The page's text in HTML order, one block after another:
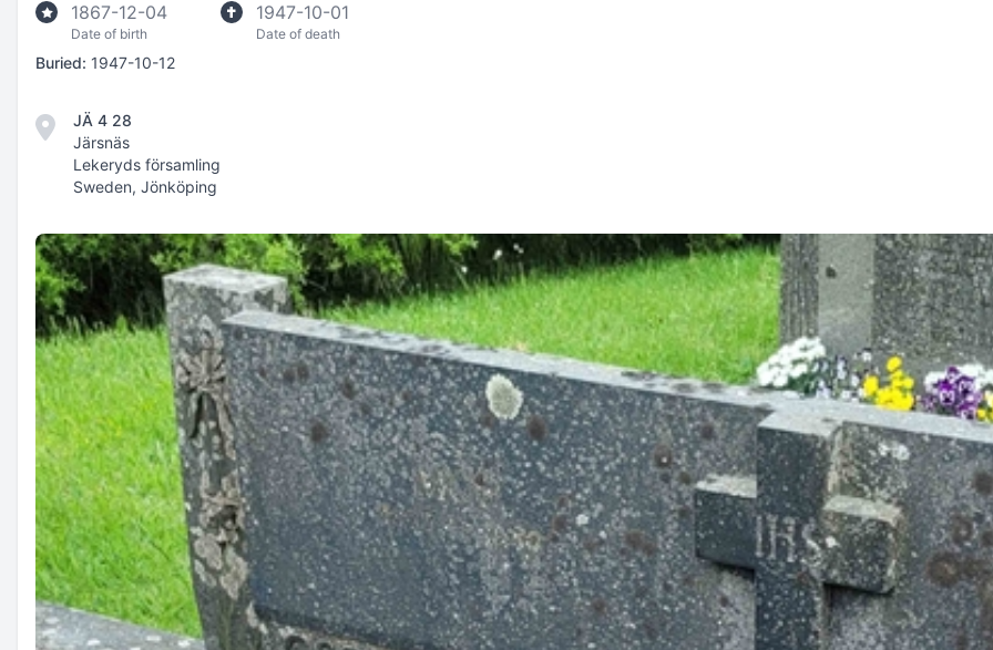
1867-12-04
Date of birth
1947-10-01
Date of death
Buried: 1947-10-12
JÄ 4 28
Järsnäs
Lekeryds församling
Sweden, Jönköping